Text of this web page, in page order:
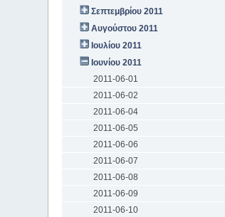
Σεπτεμβρίου 2011
Αυγούστου 2011
Ιουλίου 2011
Ιουνίου 2011
2011-06-01
2011-06-02
2011-06-04
2011-06-05
2011-06-06
2011-06-07
2011-06-08
2011-06-09
2011-06-10